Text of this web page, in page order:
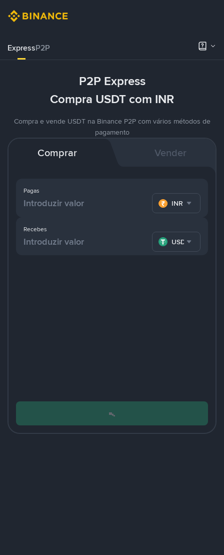
ExpressP2P
P2P Express
Compra USDT com INR
Compra e vende USDT na Binance P2P com vários métodos de
pagamento
Comprar Vender
Pagas
INR
Recebes
USDT